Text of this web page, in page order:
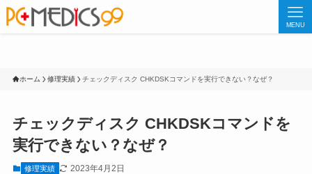
MENU
ホーム 修理実績 チェックディスク CHKDSKコマンドを実行できない？なぜ？
チェックディスク CHKDSKコマンドを
実行できない？なぜ？
修理実績 2023年4月2日